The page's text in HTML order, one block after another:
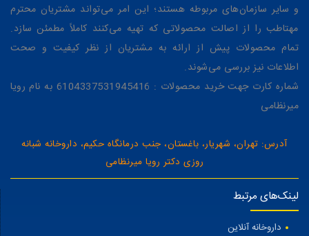
و سایر سازمان‌های مربوطه هستند؛ این امر می‌تواند مشتریان محترم
مهتاطب را از اصالت محصولاتی که تهیه می‌کنند کاملاً مطمئن سازد.
تمام محصولات پیش از ارائه به مشتریان از نظر کیفیت و صحت
اطلاعات نیز بررسی می‌شوند.
شماره کارت جهت خرید محصولات : 6104337531945416 به نام رویا
میرنظامی
آدرس: تهران، شهریار، باغستان، جنب درمانگاه حکیم، داروخانه شبانه
روزی دکتر رویا میرنظامی
لینک‌های مرتبط
داروخانه آنلاین